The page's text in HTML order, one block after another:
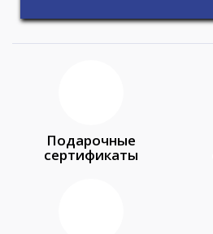
Подарочные
сертификаты